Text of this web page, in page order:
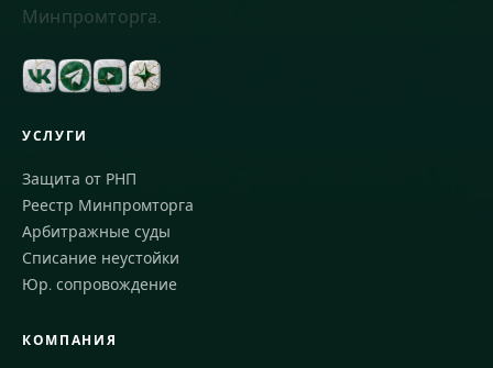
Минпромторга.
УСЛУГИ
Защита от РНП
Реестр Минпромторга
Арбитражные суды
Списание неустойки
Юр. сопровождение
КОМПАНИЯ